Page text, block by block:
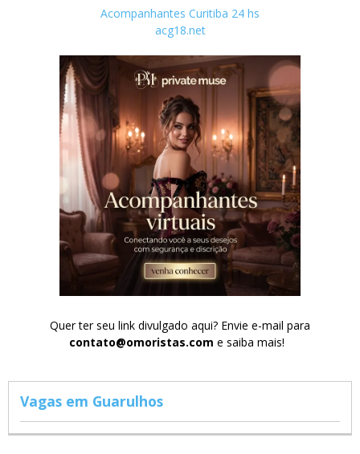
Acompanhantes Curitiba 24 hs
acg18.net
Quer ter seu link divulgado aqui? Envie e-mail para
contato@omoristas.com e saiba mais!
Vagas em Guarulhos